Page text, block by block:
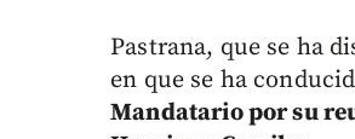
Pastrana, que se ha
en que se ha
Mandatario por su